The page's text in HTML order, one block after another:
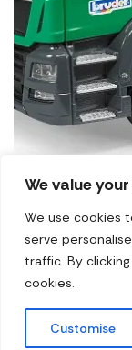
We value
We use cookies
serve
traffic. By
cookies.
Customise
Bruder MAN
6.300RSD